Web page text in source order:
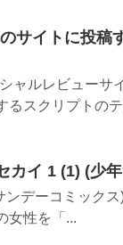
サイトに投稿
ャルレビューサ
るスクリプトの
イ 1 (1) (少
デーコミック
女性を「...